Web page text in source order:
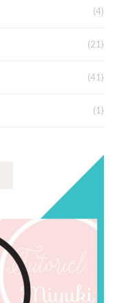
(4)
(21)
(41)
(1)